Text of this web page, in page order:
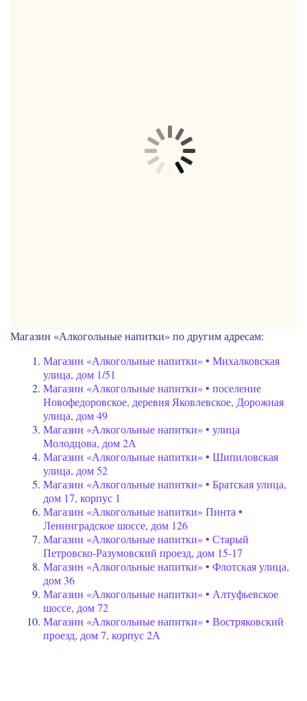
Магазин «Алкогольные напитки» по другим адресам:
Магазин «Алкогольные напитки» • Михалковская
улица, дом 1/51
Магазин «Алкогольные напитки» • поселение
Новофедоровское, деревня Яковлевское, Дорожная
улица, дом 49
Магазин «Алкогольные напитки» • улица
Молодцова, дом 2А
Магазин «Алкогольные напитки» • Шипиловская
улица, дом 52
Магазин «Алкогольные напитки» • Братская улица,
дом 17, корпус 1
Магазин «Алкогольные напитки» Пинта •
Ленинградское шоссе, дом 126
Магазин «Алкогольные напитки» • Старый
Петровско-Разумовский проезд, дом 15-17
Магазин «Алкогольные напитки» • Флотская улица,
дом 36
Магазин «Алкогольные напитки» • Алтуфьевское
шоссе, дом 72
Магазин «Алкогольные напитки» • Востряковский
проезд, дом 7, корпус 2А